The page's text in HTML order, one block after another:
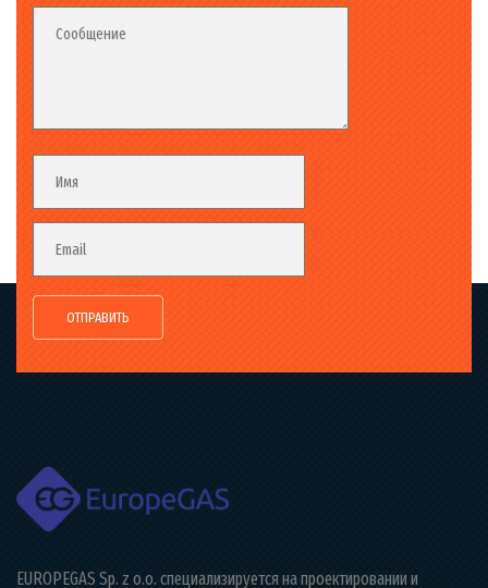
Fieldset
Сообщение
Fieldset
Имя
Email
EUROPEGAS Sp. z o.o. специализируется на проектировании и